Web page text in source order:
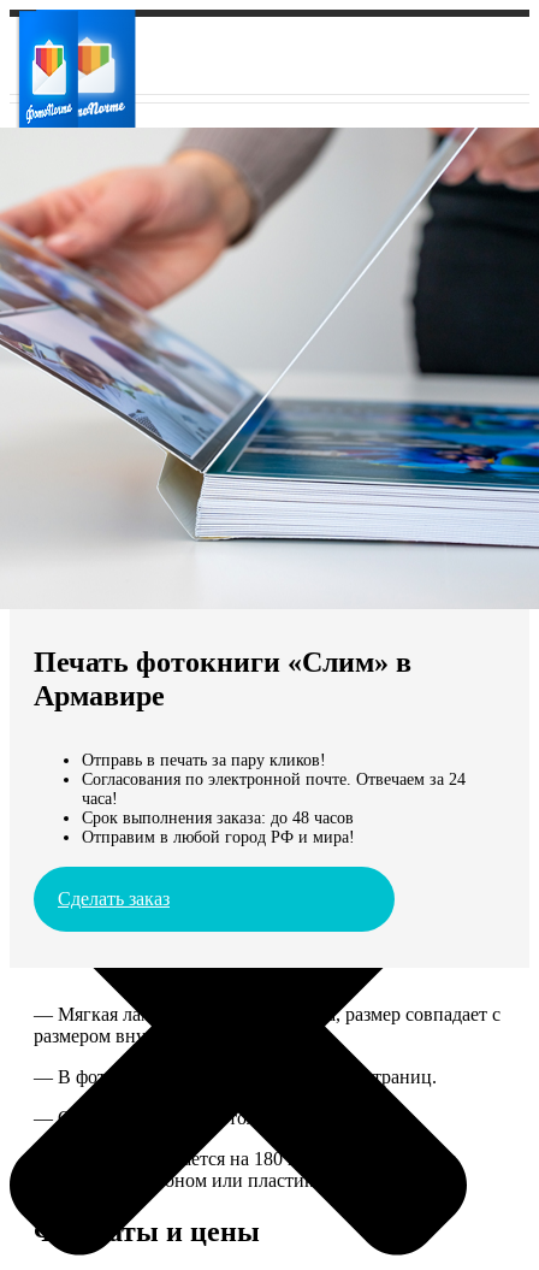
Ваш город:
Ваш регион доставки
Выберите из списка:
Мы доставляем по всему миру
Продолжить без города
Печать фотокниги «Слим» в
Армавире
Отправь в печать за пару кликов!
Согласования по электронной почте. Отвечаем за 24
часа!
Срок выполнения заказа: до 48 часов
Отправим в любой город РФ и мира!
Сделать заказ
— Мягкая ламинированная обложка, размер совпадает с
размером внутреннего блока.
— В фотокниге может быть от 10 до 50 страниц.
— Страницы плотные, толщина 1 мм.
— Книга раскрывается на 180 градусов, развороты
укреплены картоном или пластиком.
Форматы и цены